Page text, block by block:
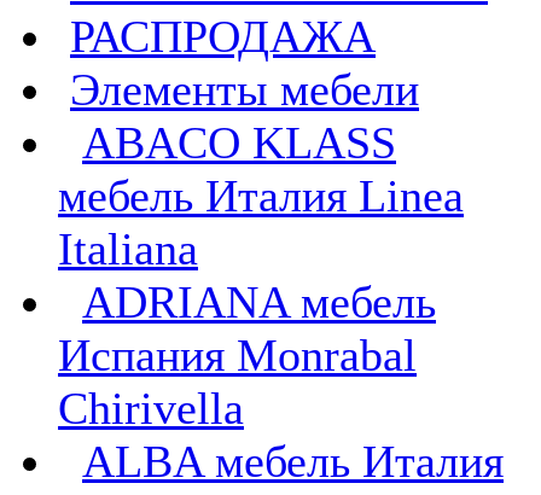
РАСПРОДАЖА
Элементы мебели
ABACO KLASS
мебель Италия Linea
Italiana
ADRIANA мебель
Испания Monrabal
Chirivella
ALBA мебель Италия